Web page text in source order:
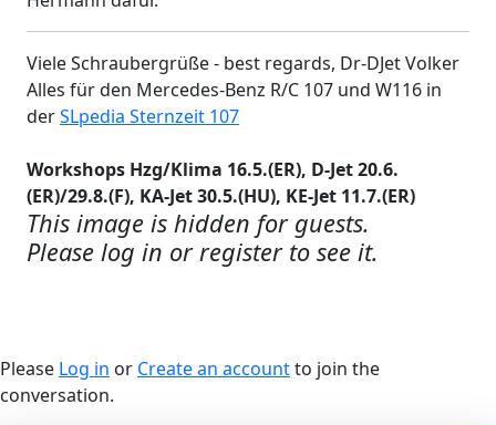
Viele Schraubergrüße - best regards, Dr-DJet Volker
Alles für den Mercedes-Benz R/C 107 und W116 in
derSLpedia Sternzeit 107
Workshops Hzg/Klima 16.5.(ER), D-Jet 20.6.
(ER)/29.8.(F), KA-Jet 30.5.(HU), KE-Jet 11.7.(ER)
This image is hidden for guests.
Please log in or register to see it.
Please Log in or Create an accountto join the
conversation.